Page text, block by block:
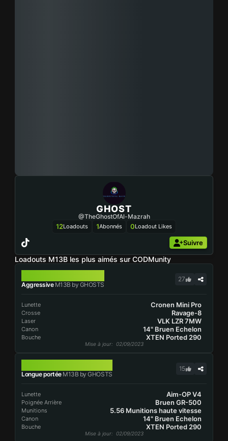
GHOST
@TheGhostOfAl-Mazrah
12Loadouts 1Abonnés 0Loadout Likes
Suivre
Loadouts M13B les plus aimés sur CODMunity
AggressiveM13B by GHOSTS
27
Lunette Cronen Mini Pro
Crosse Ravage-8
Laser VLK LZR 7MW
Canon 14" Bruen Echelon
Bouche XTEN Ported 290
Mise à jour: 02/09/2023
Longue portéeM13B by GHOSTS
15
Lunette Aim-OP V4
Poignée Arrière Bruen GR-500
Munitions 5.56 Munitions haute vitesse
Canon 14" Bruen Echelon
Bouche XTEN Ported 290
Mise à jour: 02/09/2023